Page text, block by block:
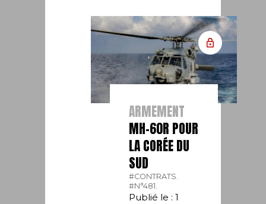
ARMEMENT
MH-60R POUR
LA CORÉE DU
SUD
#CONTRATS.
#N°481.
Publié le : 1